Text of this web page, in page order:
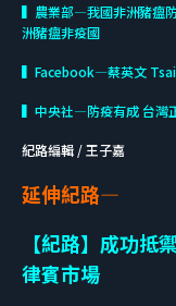
▍農業部—我國非洲豬瘟
洲豬瘟非疫國
▍Facebook—蔡英文
▍中央社—防疫有成 台灣
紀路編輯 / 王子嘉
延伸紀路—
【紀路】成功抵
律賓市場